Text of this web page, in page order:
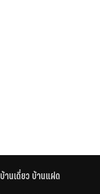
บ้านเดี่ยว บ้านแฝด